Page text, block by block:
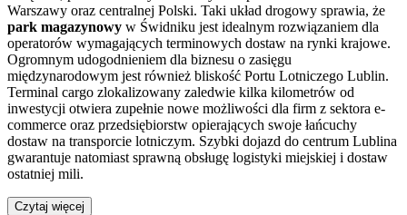
Warszawy oraz centralnej Polski. Taki układ drogowy sprawia, że
park magazynowy w Świdniku jest idealnym rozwiązaniem dla
operatorów wymagających terminowych dostaw na rynki krajowe.
Ogromnym udogodnieniem dla biznesu o zasięgu
międzynarodowym jest również bliskość Portu Lotniczego Lublin.
Terminal cargo zlokalizowany zaledwie kilka kilometrów od
inwestycji otwiera zupełnie nowe możliwości dla firm z sektora e-
commerce oraz przedsiębiorstw opierających swoje łańcuchy
dostaw na transporcie lotniczym. Szybki dojazd do centrum Lublina
gwarantuje natomiast sprawną obsługę logistyki miejskiej i dostaw
ostatniej mili.
Czytaj więcej